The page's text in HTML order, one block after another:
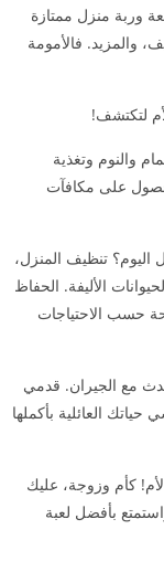
وربة منزل ممتازة
والمزيد. فالأمومة
لتكتشف!
والنوم وتغذية
على مكافآت
اليوم؟ تنظيف المنزل،
الأليفة. الحفاظ
حسب الاحتياجات
مع الجيران. قدمي
العائلية بأكملها
كأم وزوجة، عليك
بأفضل لعبة